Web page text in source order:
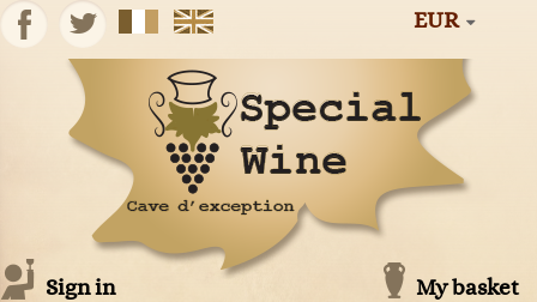
EUR
My basket
Sign in